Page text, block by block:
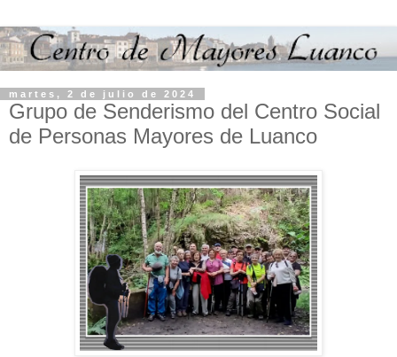
martes, 2 de julio de 2024
Grupo de Senderismo del Centro Social
de Personas Mayores de Luanco